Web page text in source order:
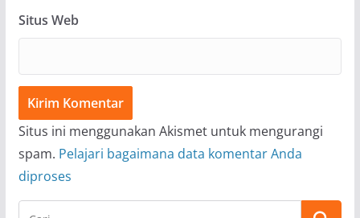
Situs Web
Situs ini menggunakan Akismet untuk mengurangi
spam. Pelajari bagaimana data komentar Anda
diproses